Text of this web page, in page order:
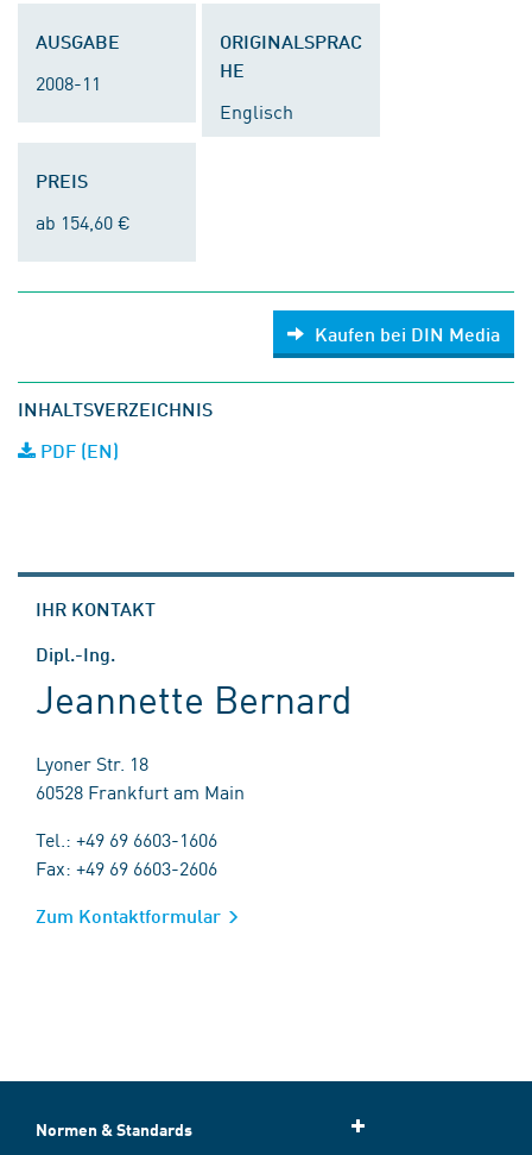
AUSGABE
2008-11
ORIGINALSPRAC
HE
Englisch
PREIS
ab 154,60 €
Kaufen bei DIN Media
INHALTSVERZEICHNIS
PDF (EN)
IHR KONTAKT
Dipl.-Ing.
Jeannette Bernard
Lyoner Str. 18
60528 Frankfurt am Main
Tel.: +49 69 6603-1606
Fax: +49 69 6603-2606
Zum Kontaktformular
Normen & Standards